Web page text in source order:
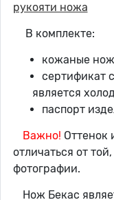
рукояти ножа
В комплекте:
кожаные
сертификат
является
паспорт
Важно! Оттенок
отличаться от
фотографии.
Нож Бекас